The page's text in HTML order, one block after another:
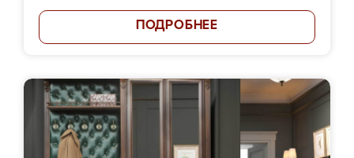
ПОДРОБНЕЕ